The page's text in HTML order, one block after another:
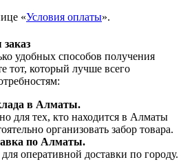
«Условия оплаты».
удобных способов получения
тот, который лучше всего
в Алматы.
для тех, кто находится в Алматы
организовать забор товара.
по Алматы.
оперативной доставки по городу.